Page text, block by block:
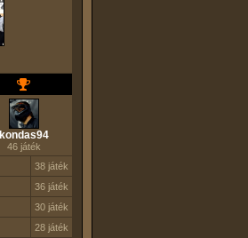
kondas94
46 játék
38 játék
36 játék
30 játék
28 játék